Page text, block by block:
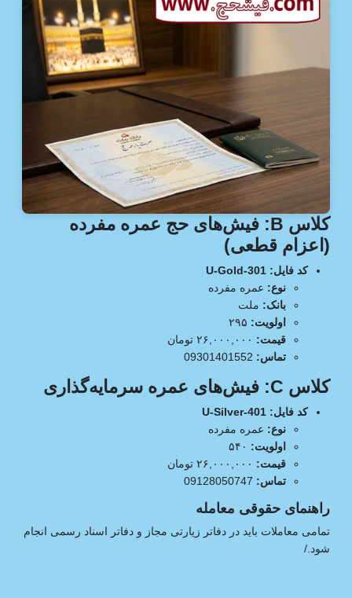
کلاس B: فیش‌های حج عمره مفرده
(اعزام قطعی)
کد فایل: U-Gold-301
نوع: عمره مفرده
بانک: ملت
اولویت:
قیمت:
تماس:
کلاس C: فیش‌های عمره سرمایه‌گذاری
کد فایل: U-Silver-401
نوع: عمره مفرده
اولویت:
قیمت:
تماس:
راهنمای حقوقی معامله
تمامی معاملات باید در دفاتر زیارتی مجاز و دفاتر اسناد رسمی انجام
شود./